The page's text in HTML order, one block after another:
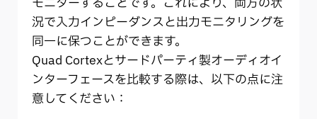
況で入力インピーダンスと出力モニタリングを
同一に保つことができます。
Quad Cortexとサードパーティ製オーディオイ
ンターフェースを比較する際は、以下の点に注
意してください：